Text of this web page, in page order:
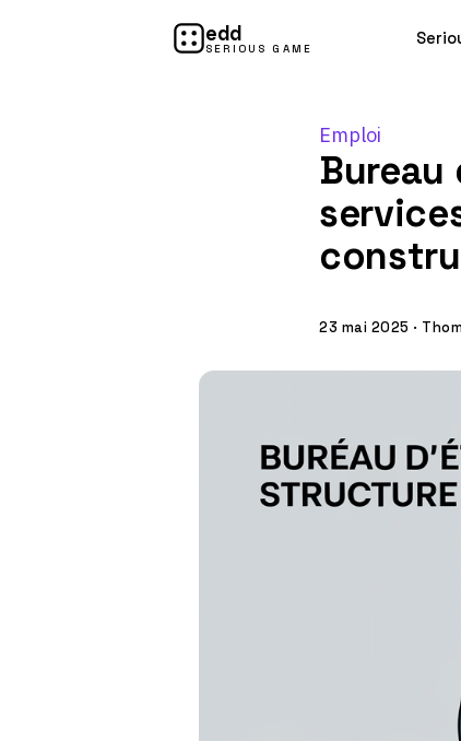
edd
SERIOUS GAME
Emploi
Bureau
23 mai 2025 ·